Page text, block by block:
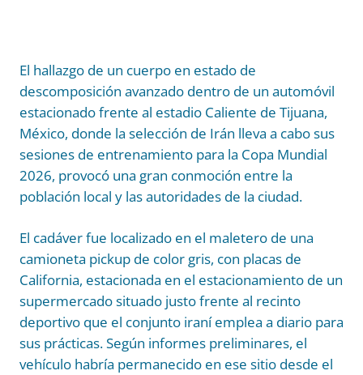
El hallazgo de un cuerpo en estado de
descomposición avanzado dentro de un automóvil
estacionado frente al estadio Caliente de Tijuana,
México, donde la selección de Irán lleva a cabo sus
sesiones de entrenamiento para la Copa Mundial
2026, provocó una gran conmoción entre la
población local y las autoridades de la ciudad.
El cadáver fue localizado en el maletero de una
camioneta pickup de color gris, con placas de
California, estacionada en el estacionamiento de un
supermercado situado justo frente al recinto
deportivo que el conjunto iraní emplea a diario para
sus prácticas. Según informes preliminares, el
vehículo habría permanecido en ese sitio desde el